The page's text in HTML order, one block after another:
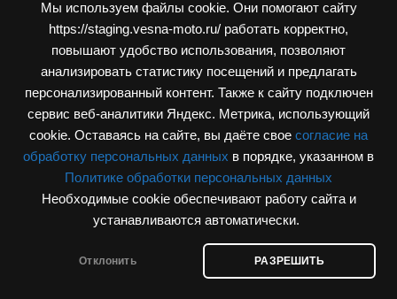
Мы используем файлы cookie. Они помогают сайту
https://staging.vesna-moto.ru/ работать корректно,
повышают удобство использования, позволяют
анализировать статистику посещений и предлагать
персонализированный контент. Также к cайту подключен
сервис веб-аналитики Яндекс. Метрика, использующий
cookie. Оставаясь на сайте, вы даёте свое согласие на
обработку персональных данных в порядке, указанном в
Политике обработки персональных данных
Необходимые cookie обеспечивают работу сайта и
устанавливаются автоматически.
Отклонить РАЗРЕШИТЬ
Разработка сайта